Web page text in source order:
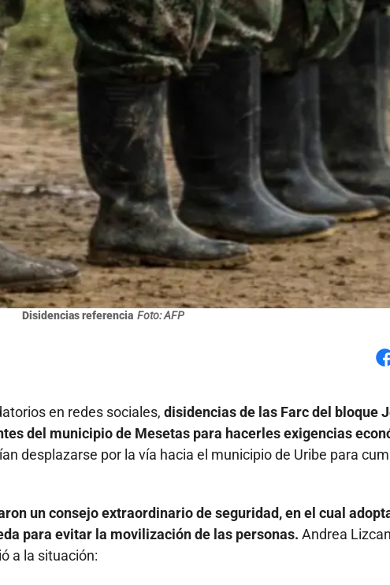
Disidencias referencia Foto: AFP
en redes sociales, disidencias de las Farc del bloque
del municipio de Mesetas para hacerles exigencias
desplazarse por la vía hacia el municipio de Uribe para
un consejo extraordinario de seguridad, en el cual
para evitar la movilización de las personas. Andrea
a la situación: